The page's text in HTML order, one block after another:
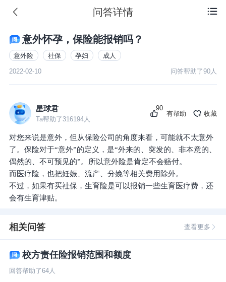
 问答详情
意外怀孕，保险能报销吗？
意外险 社保 孕妇 成人
2022-02-10 问答帮助了90人
星球君
Ta帮助了 316194人
90
有帮助 收藏
对您来说是意外，但从保险公司的角度来看，可能就不太意外
了。保险对于“意外”的定义，是“外来的、突发的、非本意的、
偶然的、不可预见的”。所以意外险是肯定不会赔付。
而医疗险，也把妊娠、流产、分娩等相关费用除外。
不过，如果有买社保，生育险是可以报销一些生育医疗费，还
会有生育津贴。
相关问答 查看更多
校方责任险报销范围和额度
回答帮助了64人